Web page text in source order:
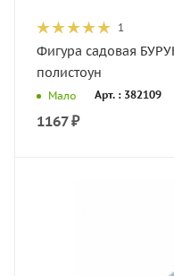
1
Фигура садовая
полистоун
Мало Арт. : 382109
1167₽